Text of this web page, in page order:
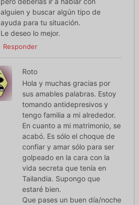
alguien y buscar algún tipo de
ayuda para tu situación.
Le deseo lo mejor.
Responder
Roto
Hola y muchas gracias por
sus amables palabras. Estoy
tomando antidepresivos y
tengo familia a mi alrededor.
En cuanto a mi matrimonio, se
acabó. Es sólo el choque de
confiar y amar sólo para ser
golpeado en la cara con la
vida secreta que tenía en
Tailandia. Supongo que
estaré bien.
Que pases un buen día/noche